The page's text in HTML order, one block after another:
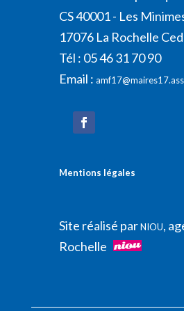
CS 40001 - Les
17076 La Rochelle
Tél : 05 46 31 70 90
Email :
Mentions légales
Site réalisé parNIOU,
Rochelle